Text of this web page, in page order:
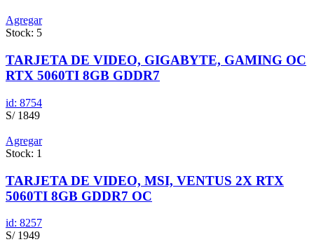
Agregar
Stock: 5
TARJETA DE VIDEO, GIGABYTE, GAMING OC
RTX 5060TI 8GB GDDR7
id: 8754
S/ 1849
Agregar
Stock: 1
TARJETA DE VIDEO, MSI, VENTUS 2X RTX
5060TI 8GB GDDR7 OC
id: 8257
S/ 1949